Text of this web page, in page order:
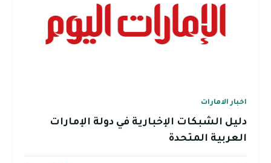
اخبار الامارات
دليل الشبكات الإخبارية في دولة الإمارات
العربية المتحدة